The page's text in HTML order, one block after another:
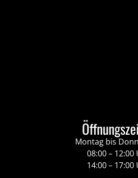
Montag bis
08:00 – 12:00
14:00 – 17:00